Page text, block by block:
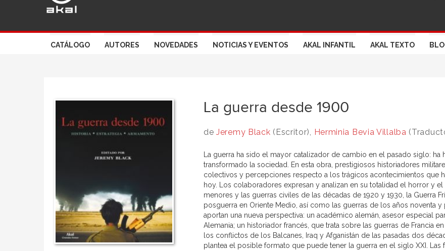
CATÁLOGO AUTORES NOVEDADES NOTICIAS Y EVENTOS AKAL INFANTIL AKAL TEXTO
La guerra desde 1900
deJeremy Black (Escritor), Herminia Bevia Villalba
La guerra ha sido el mayor catalizador de cambio en el pasado siglo:
transformado la sociedad. En esta obra, prestigiosos historiadores
colectivos y percepciones respecto a los trágicos acontecimientos que
hoy. Los colaboradores expresan y analizan en su totalidad el horror y
menores y las guerras civiles de las décadas de 1920 y 1930, la Guerra
posguerra en Oriente Medio, así como las guerras de los años noventa
aportan una nueva perspectiva: un académico alemán, asesor especial
Alemania; un historiador francés, que trata sobre las guerras de Francia
los conflictos de los Balcanes, Iraq y Afganistán de las pasadas dos
plantea el posible formato que puede tener la guerra en el siglo XXI.